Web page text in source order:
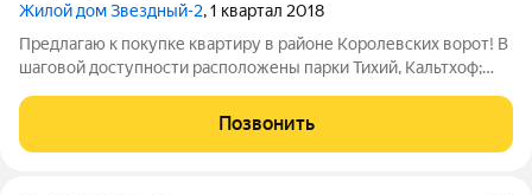
Жилой дом Звездный-2, 1 квартал 2018
Предлагаю к покупке квартиру в районе Королевских ворот! В
шаговой доступности расположены парки Тихий, Кальтхоф;
супермаркеты, кафе и рестораны. До цента города 10 минут на
машине. До выезда
Позвонить